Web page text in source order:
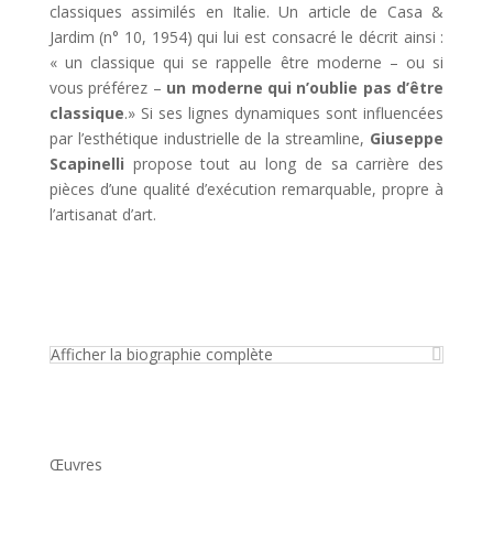
classiques assimilés en Italie. Un article de Casa &
Jardim (n° 10, 1954) qui lui est consacré le décrit ainsi :
« un classique qui se rappelle être moderne – ou si
vous préférez – un moderne qui n’oublie pas d’être
classique.» Si ses lignes dynamiques sont influencées
par l’esthétique industrielle de la streamline, Giuseppe
Scapinelli propose tout au long de sa carrière des
pièces d’une qualité d’exécution remarquable, propre à
l’artisanat d’art.
Afficher la biographie complète
Œuvres